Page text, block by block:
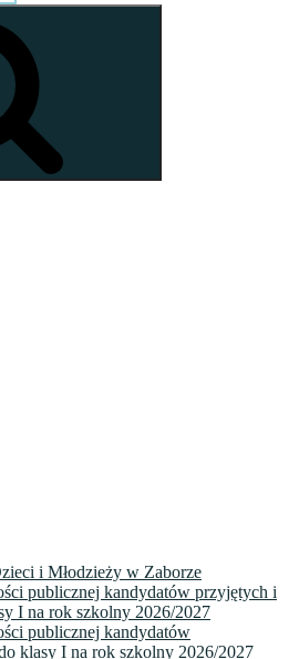
i Młodzieży w Zaborze
publicznej kandydatów przyjętych i
I na rok szkolny 2026/2027
publicznej kandydatów
klasy I na rok szkolny 2026/2027